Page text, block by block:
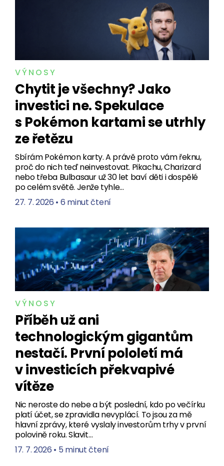
VÝNOSY
Chytit je všechny? Jako
investici ne. Spekulace
s Pokémon kartami se utrhly
ze řetězu
Sbírám Pokémon karty. A právě proto vám řeknu,
proč do nich teď neinvestovat. Pikachu, Charizard
nebo třeba Bulbasaur už 30 let baví děti i dospělé
po celém světě. Jenže tyhle…
27. 7. 2026 • 6 minut čtení
VÝNOSY
Příběh už ani
technologickým gigantům
nestačí. První pololetí má
v investicích překvapivé
vítěze
Nic neroste do nebe a být poslední, kdo po večírku
platí účet, se zpravidla nevyplácí. To jsou za mě
hlavní zprávy, které vyslaly investorům trhy v první
polovině roku. Slavit…
17. 7. 2026 • 5 minut čtení